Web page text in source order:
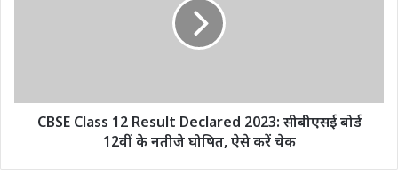
12वीं
CBSE Class 12 Result Declared 2023: सीबीएसई बोर्ड
12वीं के नतीजे घोषित, ऐसे करें चेक